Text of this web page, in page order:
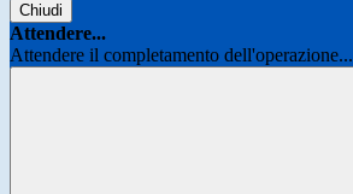
Chiudi
Attendere...
Attendere il completamento dell'operazione...